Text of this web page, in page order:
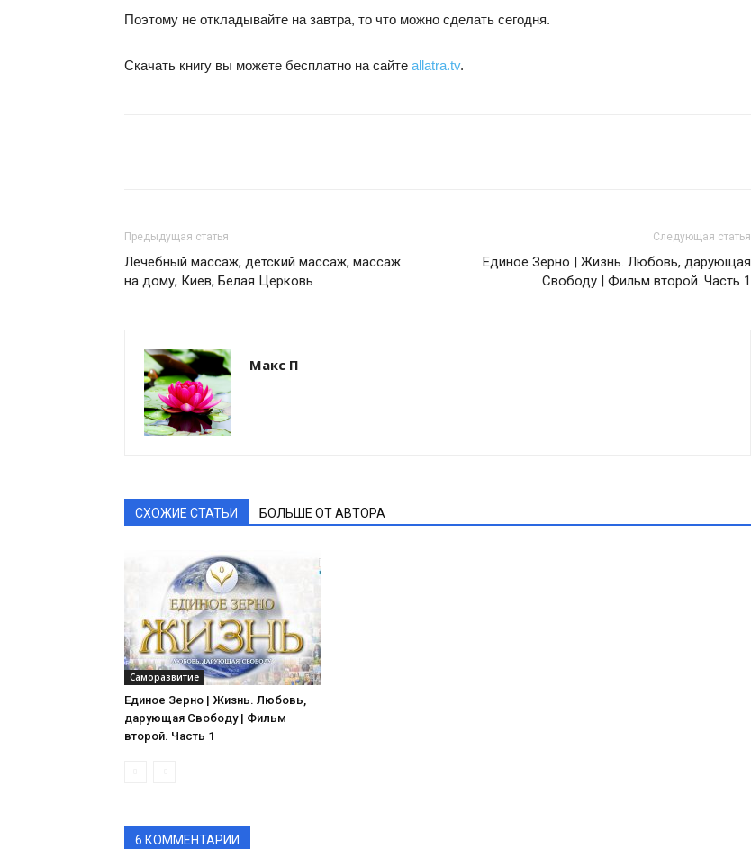
Поэтому не откладывайте на завтра, то что можно сделать сегодня.
Скачать книгу вы можете бесплатно на сайте allatra.tv.
Предыдущая статья
Лечебный массаж, детский массаж, массаж
на дому, Киев, Белая Церковь
Следующая статья
Единое Зерно | Жизнь. Любовь, дарующая
Свободу | Фильм второй. Часть 1
Макс П
СХОЖИЕ СТАТЬИ БОЛЬШЕ ОТ АВТОРА
Саморазвитие
Единое Зерно | Жизнь. Любовь,
дарующая Свободу | Фильм
второй. Часть 1
6 КОММЕНТАРИИ